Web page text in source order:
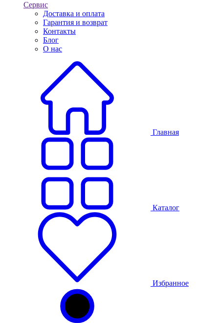
Сервис
Доставка и оплата
Гарантия и возврат
Контакты
Блог
О нас
Главная
Каталог
Избранное